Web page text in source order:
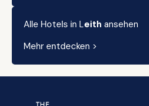
Alle Hotels in Leith ansehen
Mehr entdecken >